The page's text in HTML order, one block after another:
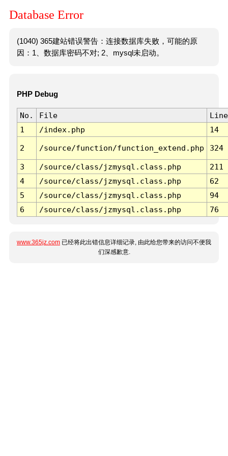
Database Error
(1040) 365建站错误警告：连接数据库失败，可能的原
因：1、数据库密码不对; 2、mysql未启动。
PHP Debug
No. File
Line
1
/index.php 14
2 /source/function/function_extend.php 324
3 /source/class/jzmysql.class.php
211
4
/source/class/jzmysql.class.php
62
5
/source/class/jzmysql.class.php
94
6
/source/class/jzmysql.class.php 76
www.365jz.com 已经将此出错信息详细记录, 由此给您带来的访问不便我
们深感歉意.